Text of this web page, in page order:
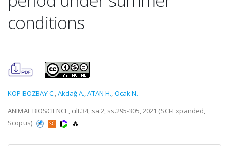
conditions
KOP BOZBAY C.,Akdağ A.,ATAN H.,Ocak N.
ANIMAL BIOSCIENCE, cilt.34, sa.2, ss.295-305, 2021 (SCI-Expanded,
Scopus)